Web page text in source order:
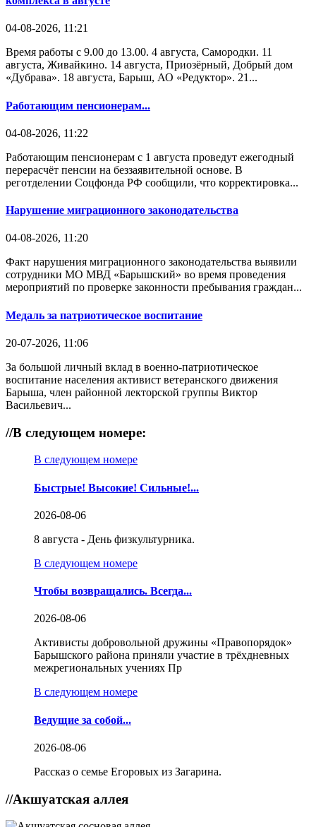
04-08-2026, 11:21
Время работы с 9.00 до 13.00. 4 августа, Самородки. 11
августа, Живайкино. 14 августа, Приозёрный, Добрый дом
«Дубрава». 18 августа, Барыш, АО «Редуктор». 21...
Работающим пенсионерам...
04-08-2026, 11:22
Работающим пенсионерам с 1 августа проведут ежегодный
перерасчёт пенсии на беззаявительной основе. В
реготделении Соцфонда РФ сообщили, что корректировка...
Нарушение миграционного законодательства
04-08-2026, 11:20
Факт нарушения миграционного законодательства выявили
сотрудники МО МВД «Барышский» во время проведения
мероприятий по проверке законности пребывания граждан...
Медаль за патриотическое воспитание
20-07-2026, 11:06
За большой личный вклад в военно-патриотическое
воспитание населения активист ветеранского движения
Барыша, член районной лекторской группы Виктор
Васильевич...
//В следующем номере:
В следующем номере
Быстрые! Высокие! Сильные!...
2026-08-06
8 августа - День физкультурника.
В следующем номере
Чтобы возвращались. Всегда...
2026-08-06
Активисты добровольной дружины «Правопорядок»
Барышского района приняли участие в трёхдневных
межрегиональных учениях Пр
В следующем номере
Ведущие за собой...
2026-08-06
Рассказ о семье Егоровых из Загарина.
//Акшуатская аллея